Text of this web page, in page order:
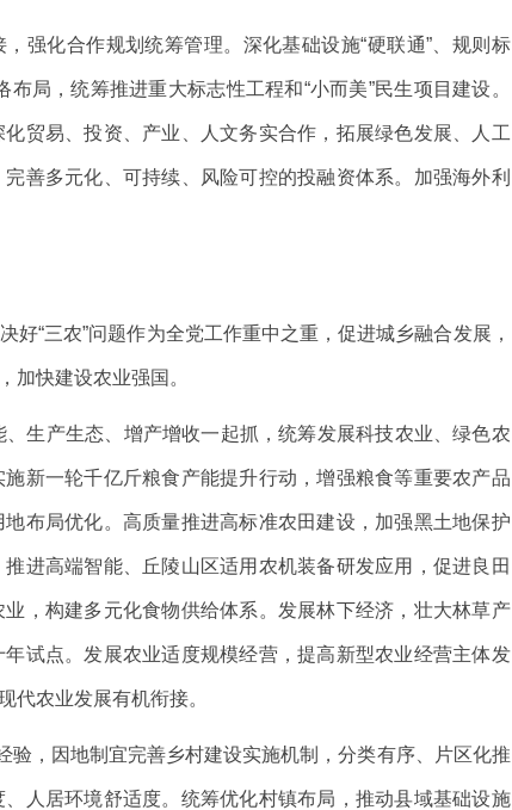
化合作规划统筹管理。深化基础设施“硬联通”、规则标
局，统筹推进重大标志性工程和“小而美”民生项目建设。
贸易、投资、产业、人文务实合作，拓展绿色发展、人工
善多元化、可持续、风险可控的投融资体系。加强海外利
“三农”问题作为全党工作重中之重，促进城乡融合发展，
加快建设农业强国。
产生态、增产增收一起抓，统筹发展科技农业、绿色农
新一轮千亿斤粮食产能提升行动，增强粮食等重要农产品
布局优化。高质量推进高标准农田建设，加强黑土地保护
进高端智能、丘陵山区适用农机装备研发应用，促进良田
，构建多元化食物供给体系。发展林下经济，壮大林草产
试点。发展农业适度规模经营，提高新型农业经营主体发
代农业发展有机衔接。
，因地制宜完善乡村建设实施机制，分类有序、片区化推
人居环境舒适度。统筹优化村镇布局，推动县域基础设施